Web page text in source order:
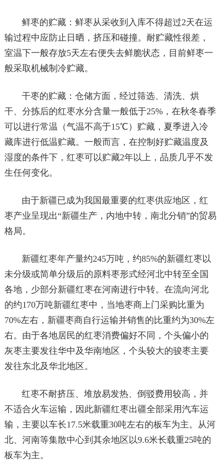
鲜枣的贮藏：鲜枣从采收到入库不得超过2天在运
输过程中应防止日晒，挤压和碰撞。耐贮藏性很差，
室温下一般存放5天左右便失去鲜脆状态，目前鲜枣一
般采取机械制冷贮藏。
干枣的贮藏：仓储方面，经过筛选、清洗、烘
干、分拣后的红枣水分含量一般低于25%，在秋冬春季
可以进行常温（气温不高于15℃）贮藏，夏季进入冷
藏库进行低温贮藏。一般而言，在控制好贮藏温度及
湿度的条件下，红枣可以贮藏2年以上，品质几乎不发
生任何变化。
由于新疆已成为我国最重要的红枣供应地区，红
枣产业呈现出“新疆生产，内地中转，南北分销”的贸易
格局。
新疆红枣年产量约245万吨，约85%的新疆红枣以
未分级或简单分级后的原料枣形式经河北中转至全国
各地，少部分新疆红枣在河南进行中转。在流向河北
的约170万吨新疆红枣中，当地枣商上门采购比重为
70%左右，新疆枣商自行运输并销售的比重约为30%左
右。由于各地居民的红枣消费偏好不同，个头偏小的
灰枣主要发往华中及华南地区，个头较大的骏枣主要
发往东北及华北地区。
红枣不耐挤压、堆放易发热、倒驳费用较高，并
不适合火车运输，因此新疆红枣出疆全部采用汽车运
输，主要以车长17.5米载重30吨左右的板车为主。从河
北、河南等集散中心到其余地区以9.6米长载重25吨的
板车为主。